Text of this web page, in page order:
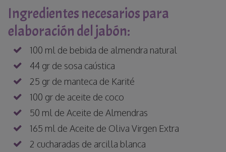
Ingredientes necesarios para
elaboración del jabón:
100 ml de bebida de almendra natural
44 gr de sosa caústica
25 gr de manteca de Karité
100 gr de aceite de coco
50 ml de Aceite de Almendras
165 ml de Aceite de Oliva Virgen Extra
2 cucharadas de arcilla blanca